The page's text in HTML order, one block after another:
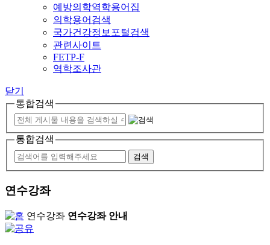
예방의학역학용어집
의학용어검색
국가건강정보포털검색
관련사이트
FETP-F
역학조사관
닫기
통합검색
통합검색
연수강좌
연수강좌 연수강좌 안내